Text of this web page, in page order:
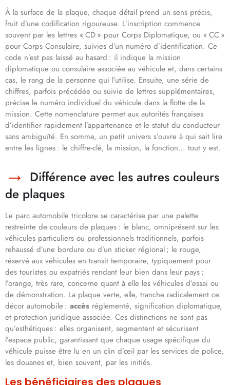
À la surface de la plaque, chaque détail prend un sens précis,
fruit d’une codification rigoureuse. L’inscription commence
souvent par les lettres « CD » pour Corps Diplomatique, ou « CC »
pour Corps Consulaire, suivies d’un numéro d’identification. Ce
code n’est pas laissé au hasard : il indique la mission
diplomatique ou consulaire associée au véhicule et, dans certains
cas, le rang de la personne qui l’utilise. Ensuite, une série de
chiffres, parfois précédée ou suivie de lettres supplémentaires,
précise le numéro individuel du véhicule dans la flotte de la
mission. Cette nomenclature permet aux autorités françaises
d’identifier rapidement l’appartenance et le statut du conducteur
sans ambiguïté. En somme, un petit univers s’ouvre à qui sait lire
entre les lignes : le chiffre-clé, la mission, la fonction… tout y est.
Différence avec les autres couleurs
de plaques
Le parc automobile tricolore se caractérise par une palette
restreinte de couleurs de plaques : le blanc, omniprésent sur les
véhicules particuliers ou professionnels traditionnels, parfois
rehaussé d’une bordure ou d’un sticker régional ; le rouge,
réservé aux véhicules en transit temporaire, typiquement pour
des touristes ou expatriés rendant leur bien dans leur pays ;
l’orange, très rare, concerne quant à elle les véhicules d’essai ou
de démonstration. La plaque verte, elle, tranche radicalement ce
décor automobile : accès réglementé, signification diplomatique,
et protection juridique associée. Ces distinctions ne sont pas
qu’esthétiques : elles organisent, segmentent et sécurisent
l’espace public, garantissant que chaque usage spécifique du
véhicule puisse être lu en un clin d’œil par les services de police,
les douanes et, bien souvent, par les initiés.
Les bénéficiaires des plaques